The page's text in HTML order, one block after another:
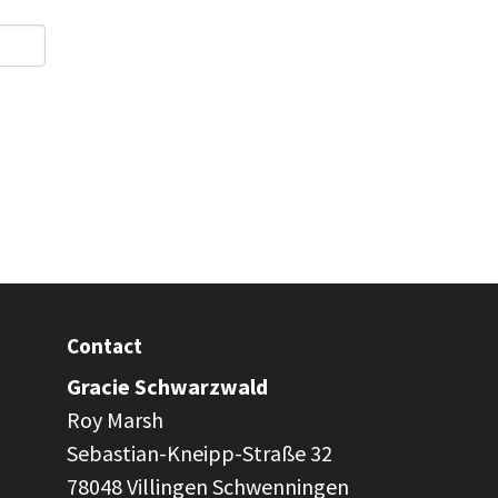
Contact
Gracie Schwarzwald
Roy Marsh
Sebastian-Kneipp-Straße 32
78048 Villingen Schwenningen